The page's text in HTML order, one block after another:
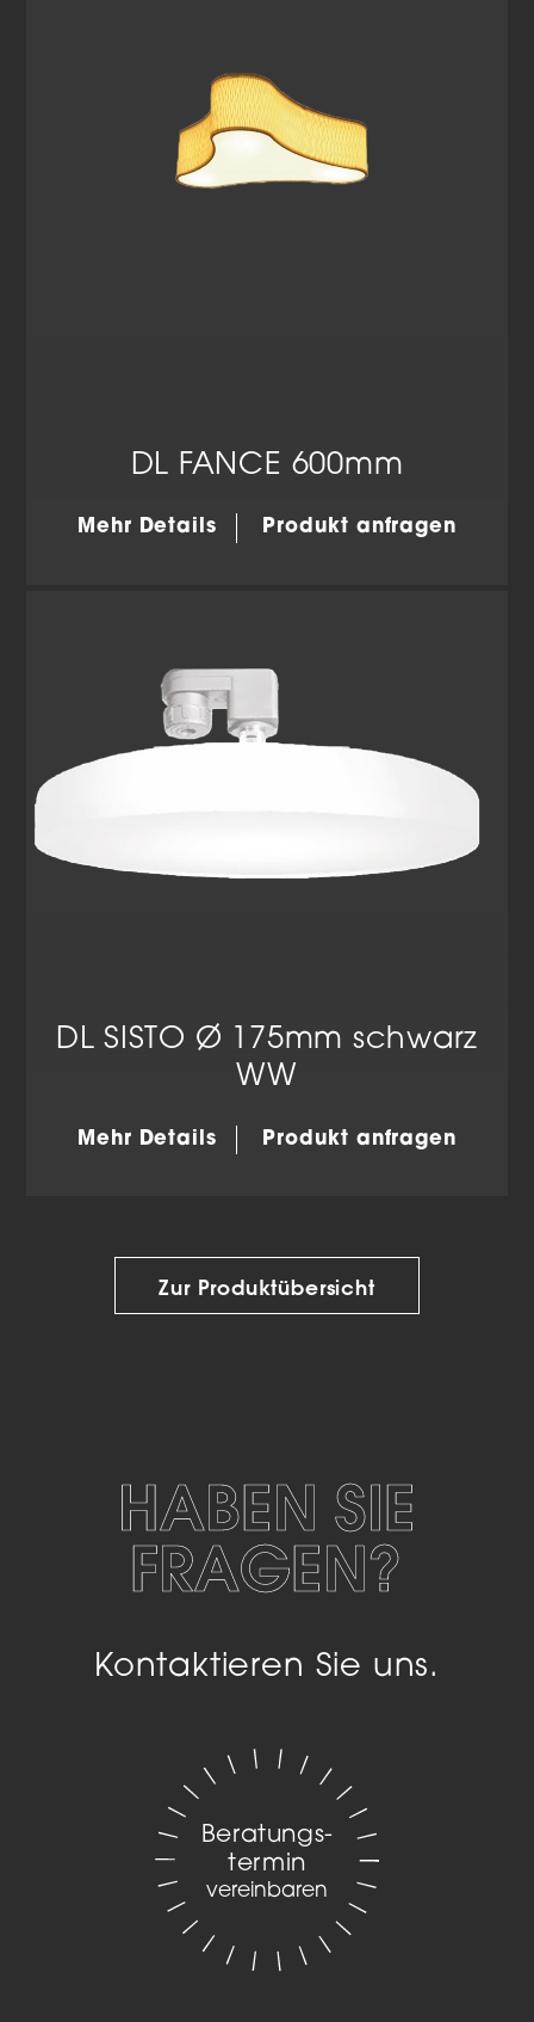
DL FANCE 600mm
Mehr Details Produkt anfragen
DL SISTO Ø 175mm schwarz
WW
Mehr Details Produkt anfragen
Zur Produktübersicht
HABEN SIE
FRAGEN?
Kontaktieren Sie uns.
Beratungs­
termin
vereinbaren